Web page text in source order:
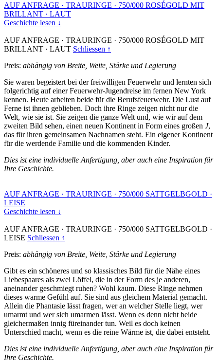
AUF ANFRAGE · TRAURINGE · 750/000 ROSÉGOLD MIT
BRILLANT · LAUT
Geschichte lesen ↓
AUF ANFRAGE · TRAURINGE · 750/000 ROSÉGOLD MIT
BRILLANT · LAUT Schliessen ↑
Preis: abhängig von Breite, Weite, Stärke und Legierung
Sie waren begeistert bei der freiwilligen Feuerwehr und lernten sich
folgerichtig auf einer Feuerwehr-Jugendreise im fernen New York
kennen. Heute arbeiten beide für die Berufsfeuerwehr. Die Lust auf
Ferne ist ihnen geblieben. Doch ihre Ringe zeigen nicht nur die
Welt, wie sie ist. Sie zeigen die ganze Welt und, wie wir auf dem
zweiten Bild sehen, einen neuen Kontinent in Form eines großen J,
das für ihren gemeinsamen Nachnamen steht. Ein eigener Kontinent
für die werdende Familie und die kommenden Kinder.
Dies ist eine individuelle Anfertigung, aber auch eine Inspiration für
Ihre Geschichte.
AUF ANFRAGE · TRAURINGE · 750/000 SATTGELBGOLD ·
LEISE
Geschichte lesen ↓
AUF ANFRAGE · TRAURINGE · 750/000 SATTGELBGOLD ·
LEISE Schliessen ↑
Preis: abhängig von Breite, Weite, Stärke und Legierung
Gibt es ein schöneres und so klassisches Bild für die Nähe eines
Liebespaares als zwei Löffel, die in der Form des je anderen,
aneinander geschmiegt ruhen? Wohl kaum. Diese Ringe nehmen
dieses warme Gefühl auf. Sie sind aus gleichem Material gemacht.
Allein die Phantasie lässt fragen, wer an welcher Stelle liegt, wer
umarmt und wer sich umarmen lässt. Wenn es denn nicht beide
gleichermaßen innig füreinander tun. Weil es doch keinen
Unterschied macht, wenn es die reine Wärme ist, die dabei entsteht.
Dies ist eine individuelle Anfertigung, aber auch eine Inspiration für
Ihre Geschichte.